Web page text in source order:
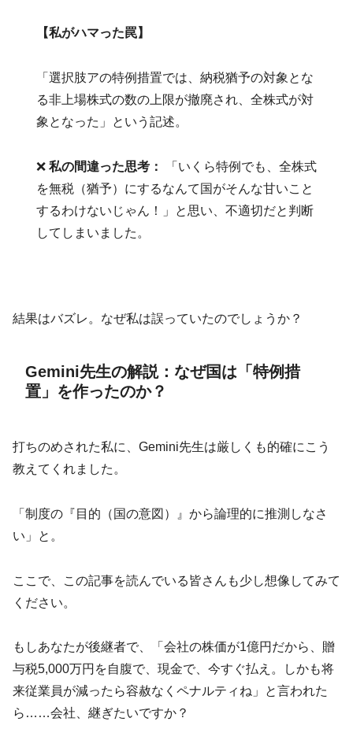
【私がハマった罠】
「選択肢アの特例措置では、納税猶予の対象とな
る非上場株式の数の上限が撤廃され、全株式が対
象となった」という記述。
❌ 私の間違った思考：
「いくら特例でも、全株式
を無税（猶予）にするなんて国がそんな甘いこと
するわけないじゃん！」と思い、不適切だと判断
してしまいました。
結果はバズレ。なぜ私は誤っていたのでしょうか？
Gemini先生の解説：なぜ国は「特例措
置」を作ったのか？
打ちのめされた私に、Gemini先生は厳しくも的確にこう
教えてくれました。
「制度の『目的（国の意図）』から論理的に推測しなさ
い」と。
ここで、この記事を読んでいる皆さんも少し想像してみて
ください。
もしあなたが後継者で、「会社の株価が1億円だから、贈
与税5,000万円を自腹で、現金で、今すぐ払え。しかも将
来従業員が減ったら容赦なくペナルティね」と言われた
ら……会社、継ぎたいですか？